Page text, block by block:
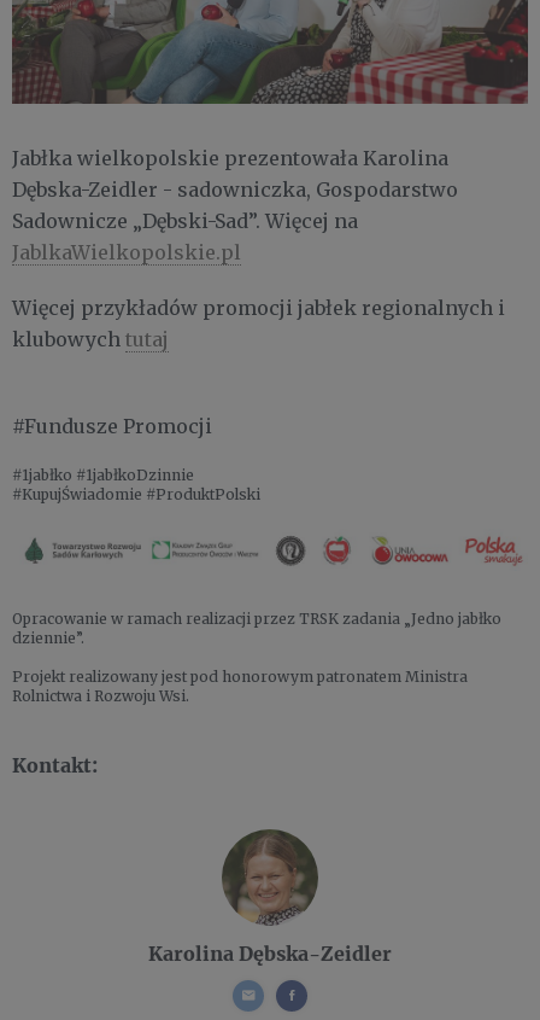
Jabłka wielkopolskie prezentowała Karolina
Dębska-Zeidler - sadowniczka, Gospodarstwo
Sadownicze „Dębski-Sad”. Więcej na
JablkaWielkopolskie.pl
Więcej przykładów promocji jabłek regionalnych i
klubowych tutaj
#Fundusze Promocji
#1jabłko #1jabłkoDzinnie
#KupujŚwiadomie #ProduktPolski
Opracowanie w ramach realizacji przez TRSK zadania „Jedno jabłko
dziennie”.
Projekt realizowany jest pod honorowym patronatem Ministra
Rolnictwa i Rozwoju Wsi.
Kontakt:
Karolina Dębska-Zeidler